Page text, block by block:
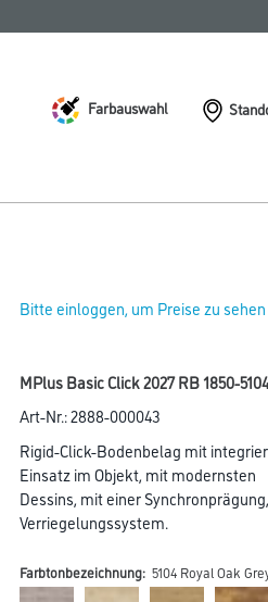
Farbauswahl
Bitte einloggen, um Preise zu sehen
MPlus Basic Click 2027 RB 1850-
Art-Nr.:2888-000043
Rigid-Click-Bodenbelag mit
Einsatz im Objekt, mit modernsten
Dessins, mit einer
Verriegelungssystem.
Farbtonbezeichnung: 5104 Royal Oak